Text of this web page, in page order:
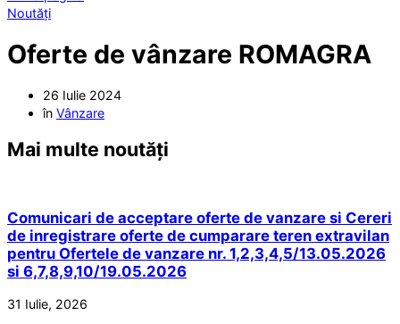
Noutăți
Oferte de vânzare ROMAGRA
26 Iulie 2024
în Vânzare
Mai multe noutăți
Comunicari de acceptare oferte de vanzare si Cereri
de inregistrare oferte de cumparare teren extravilan
pentru Ofertele de vanzare nr. 1,2,3,4,5/13.05.2026
si 6,7,8,9,10/19.05.2026
31 Iulie, 2026